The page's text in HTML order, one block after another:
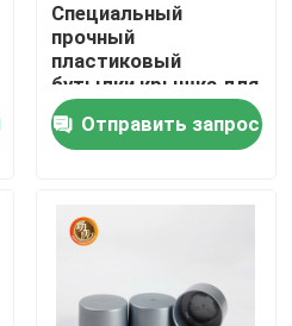
Специальный
прочный
пластиковый
бутылки крышка для
пропускной
способности Тип
уплотнения
Отправить запрос